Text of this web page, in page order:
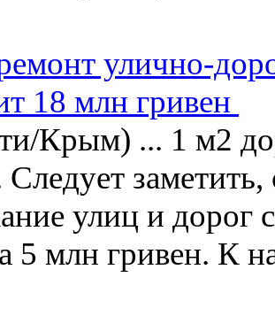
улично-
18 млн гривен
Крым) ... 1 м2
улиц и дорог